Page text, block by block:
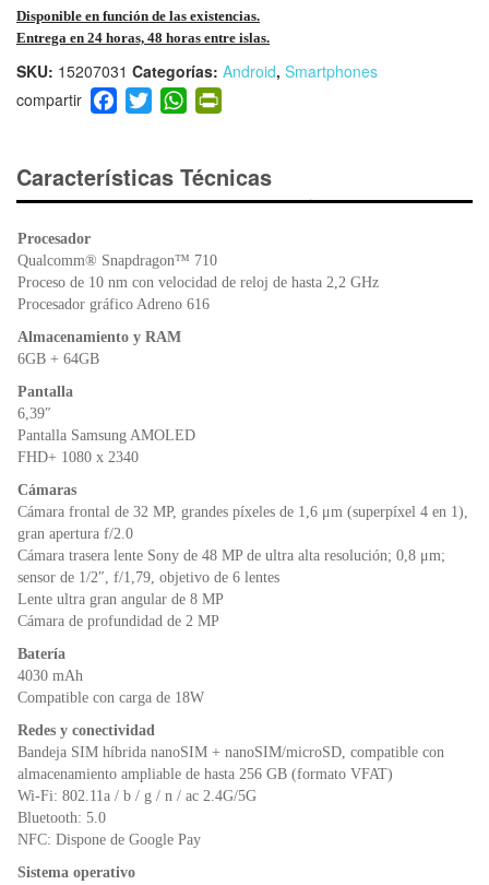
Disponible en función de las existencias.
Entrega en 24 horas, 48 horas entre islas.
SKU: 15207031 Categorías: Android, Smartphones
F
a
e
b
o
k
T
wi
er
W
h
s
A
p
ri
e
y
Características Técnicas
Procesador
Qualcomm® Snapdragon™ 710
Proceso de 10 nm con velocidad de reloj de hasta 2,2 GHz
Procesador gráfico Adreno 616
Almacenamiento y RAM
6GB + 64GB
Pantalla
6,39″
Pantalla Samsung AMOLED
FHD+ 1080 x 2340
Cámaras
Cámara frontal de 32 MP, grandes píxeles de 1,6 μm (superpíxel 4 en 1),
gran apertura f/2.0
Cámara trasera lente Sony de 48 MP de ultra alta resolución; 0,8 μm;
sensor de 1/2″, f/1,79, objetivo de 6 lentes
Lente ultra gran angular de 8 MP
Cámara de profundidad de 2 MP
Batería
4030 mAh
Compatible con carga de 18W
Redes y conectividad
Bandeja SIM híbrida nanoSIM + nanoSIM/microSD, compatible con
almacenamiento ampliable de hasta 256 GB (formato VFAT)
Wi-Fi: 802.11a / b / g / n / ac 2.4G/5G
Bluetooth: 5.0
NFC: Dispone de Google Pay
Sistema operativo